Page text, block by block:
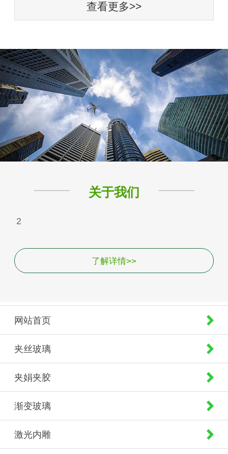
查看更多>>
关于我们
2
了解详情>>
网站首页
夹丝玻璃
夹娟夹胶
渐变玻璃
激光内雕